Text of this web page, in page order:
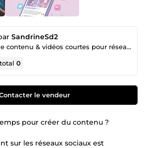
SandrineSd2
créatrice de contenu & vidéos courtes pour réseaux sociaux
total0
le vendeur
pour créer du contenu ?
sur les réseaux sociaux est